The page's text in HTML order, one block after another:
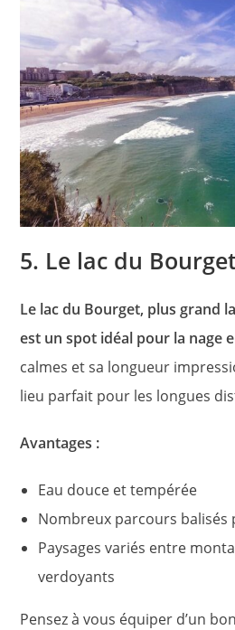
5. Le lac du
Le lac du Bourget, plus grand
est un spot idéal pour la nage
calmes et sa longueur
lieu parfait pour les longues
Avantages :
Eau douce et tempérée
Nombreux parcours balisés
Paysages variés entre
verdoyants
Pensez à vous équiper d’un